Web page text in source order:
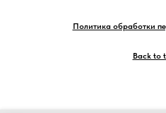
Политика обработки
Back to